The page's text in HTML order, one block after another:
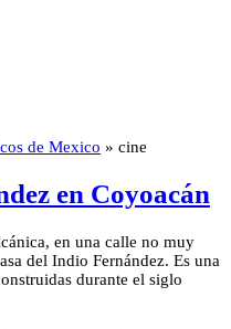
de Mexico » cine
en Coyoacán
en una calle no muy
del Indio Fernández. Es una
durante el siglo